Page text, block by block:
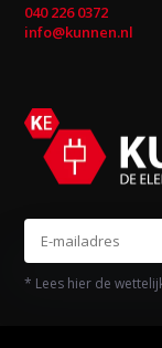
040 226 0372
info@kunnen.nl
* Lees hier de